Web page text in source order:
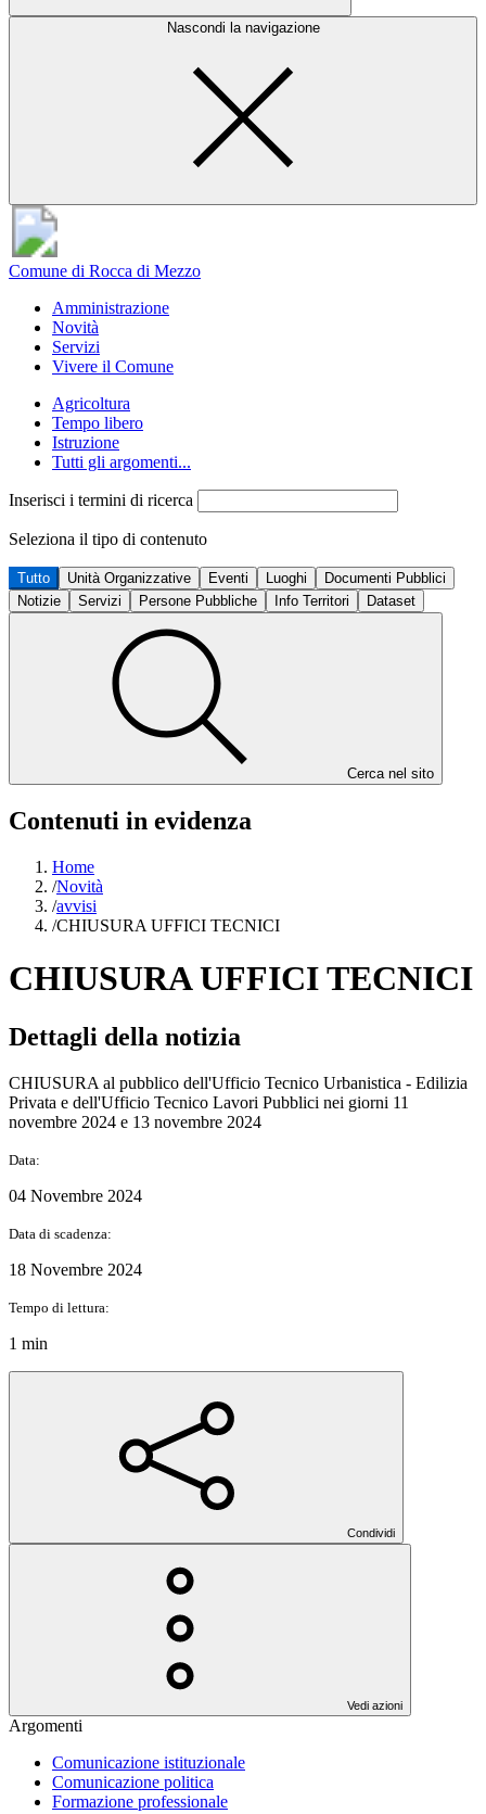
Nascondi la navigazione
Comune di Rocca di Mezzo
Amministrazione
Novità
Servizi
Vivere il Comune
Agricoltura
Tempo libero
Istruzione
Tutti gli argomenti...
Inserisci i termini di ricerca
Seleziona il tipo di contenuto
Tutto Unità Organizzative Eventi Luoghi
Documenti Pubblici
Notizie
Servizi Persone Pubbliche Info Territori Dataset
Cerca nel sito
Contenuti in evidenza
Home
/Novità
/avvisi
/CHIUSURA UFFICI TECNICI
CHIUSURA UFFICI TECNICI
Dettagli della notizia
CHIUSURA al pubblico dell'Ufficio Tecnico Urbanistica - Edilizia
Privata e dell'Ufficio Tecnico Lavori Pubblici nei giorni 11
novembre 2024 e 13 novembre 2024
Data:
04 Novembre 2024
Data di scadenza:
18 Novembre 2024
Tempo di lettura:
1 min
Condividi
Vedi azioni
Argomenti
Comunicazione istituzionale
Comunicazione politica
Formazione professionale